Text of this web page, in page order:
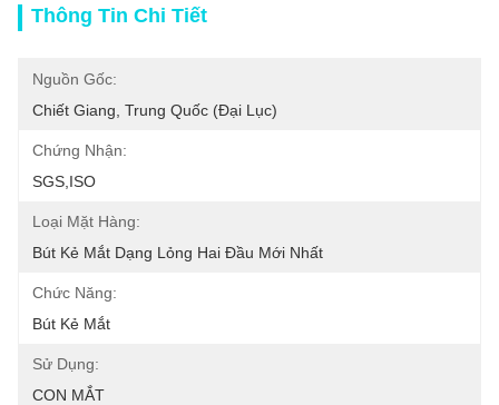
Thông Tin Chi Tiết
Nguồn Gốc:
Chiết Giang, Trung Quốc (đại Lục)
Chứng Nhận:
SGS,ISO
Loại Mặt Hàng:
Bút Kẻ Mắt Dạng Lỏng Hai Đầu Mới Nhất
Chức Năng:
Bút Kẻ Mắt
Sử Dụng:
CON MẮT